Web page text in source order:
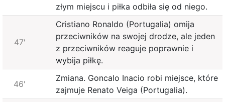
złym miejscu i piłka odbiła się od niego.
47'
Cristiano Ronaldo (Portugalia) omija
przeciwników na swojej drodze, ale jeden
z przeciwników reaguje poprawnie i
wybija piłkę.
46'
Zmiana. Goncalo Inacio robi miejsce, które
zajmuje Renato Veiga (Portugalia).